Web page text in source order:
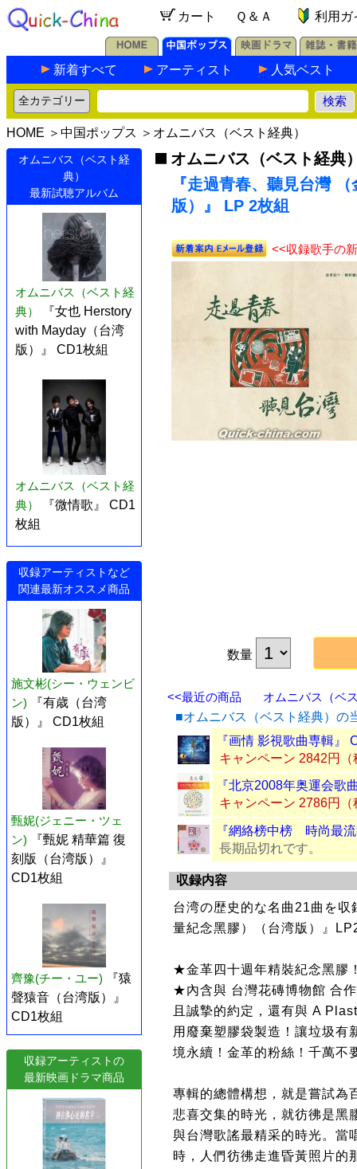
カート Ｑ＆Ａ 利用ガ
新着すべて アーティスト 人気ベスト
HOME ＞ 中国ポップス ＞ オムニバス（ベスト経典）
オムニバス（ベスト経
典）
最新試聴アルバム
オムニバス（ベスト経
典）
『女也 Herstory
with Mayday（台湾
版）』 CD1枚組
オムニバス（ベスト経
典）
『微情歌』 CD1
枚組
収録アーティストなど
関連最新オススメ商品
施文彬(シー・ウェンビ
ン)
『有歳（台湾
版）』 CD1枚組
甄妮(ジェニー・ツェ
ン)
『甄妮 精華篇 復
刻版（台湾版）』
CD1枚組
齊豫(チー・ユー)
『猿
聲猿音（台湾版）』
CD1枚組
収録アーティストの
最新映画ドラマ商品
オムニバス（ベスト経典
『走過青春、聽見台灣
版）』 LP 2枚組
<<収録歌手の
数量
<<最近の商品
オムニバス（ベ
■オムニバス（ベスト経典）の
『画情 影視歌曲専輯』
キャンペーン 2842円（
『北京2008年奥運会歌
キャンペーン 2786円（
『網絡榜中榜 時尚最
長期品切れです。
収録内容
台湾の歴史的な名曲21曲を
量紀念黑膠）（台湾版）』
★金革四十週年精裝紀念黑膠
★內含與 台灣花磚博物館 合
且誠摯的約定，還有與 A
用廢棄塑膠袋製造！讓垃圾有
境永續！金革的粉絲！千萬不
專輯的總體構想，就是嘗試為
悲喜交集的時光，就彷彿是黑
與台灣歌謠最精采的時光。當
時，人們彷彿走進昏黃照片的